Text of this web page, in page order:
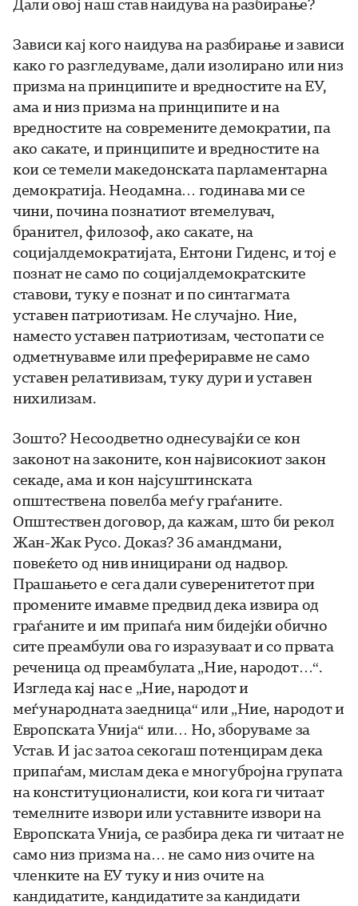
Дали овој наш став наидува на разбирање?
Зависи кај кого наидува на разбирање и зависи
како го разгледуваме, дали изолирано или низ
призма на принципите и вредностите на ЕУ,
ама и низ призма на принципите и на
вредностите на современите демократии, па
ако сакате, и принципите и вредностите на
кои се темели македонската парламентарна
демократија. Неодамна… годинава ми се
чини, почина познатиот втемелувач,
бранител, филозоф, ако сакате, на
социјалдемократијата, Ентони Гиденс, и тој е
познат не само по социјалдемократските
ставови, туку е познат и по синтагмата
уставен патриотизам. Не случајно. Ние,
наместо уставен патриотизам, честопати се
одметнувавме или префериравме не само
уставен релативизам, туку дури и уставен
нихилизам.
Зошто? Несоодветно однесувајќи се кон
законот на законите, кон највисокиот закон
секаде, ама и кон најсуштинската
општествена повелба меѓу граѓаните.
Општествен договор, да кажам, што би рекол
Жан-Жак Русо. Доказ? 36 амандмани,
повеќето од нив иницирани од надвор.
Прашањето е сега дали суверенитетот при
промените имавме предвид дека извира од
граѓаните и им припаѓа ним бидејќи обично
сите преамбули ова го изразуваат и со првата
реченица од преамбулата „Ние, народот…“.
Изгледа кај нас е „Ние, народот и
меѓународната заедница“ или „Ние, народот и
Европската Унија“ или… Но, зборуваме за
Устав. И јас затоа секогаш потенцирам дека
припаѓам, мислам дека е многубројна групата
на конституционалисти, кои кога ги читаат
темелните извори или уставните извори на
Европската Унија, се разбира дека ги читаат не
само низ призма на… не само низ очите на
членките на ЕУ туку и низ очите на
кандидатите, кандидатите за кандидати